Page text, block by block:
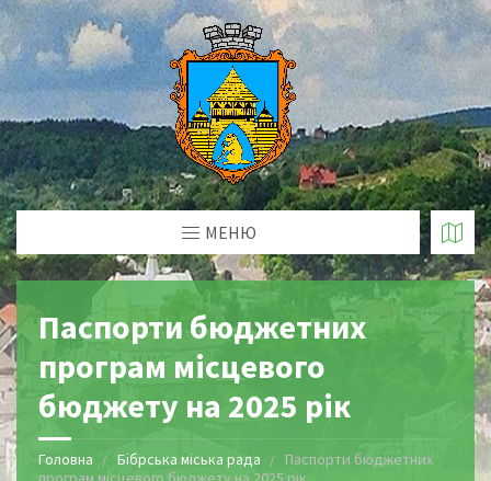
МЕНЮ
Паспорти бюджетних
програм місцевого
бюджету на 2025 рік
Головна Бібрська міська рада
Паспорти бюджетних